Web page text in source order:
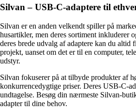
Silvan – USB-C-adaptere til
Silvan er en anden velkendt spiller på
husartikler, men deres sortiment inkluderer
deres brede udvalg af adaptere kan du altid
projekt, uanset om det er til en computer,
udstyr.
Silvan fokuserer på at tilbyde produkter af
konkurrencedygtige priser. Deres USB-C-
undtagelse. Besøg din nærmeste Silvan-
adapter til dine behov.